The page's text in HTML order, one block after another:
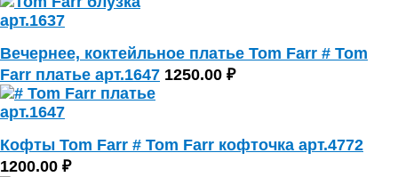
Вечернее, коктейльное платье Tom Farr # Tom
Farr платье арт.1647 1250.00 ₽
Кофты Tom Farr # Tom Farr кофточка арт.4772
1200.00 ₽